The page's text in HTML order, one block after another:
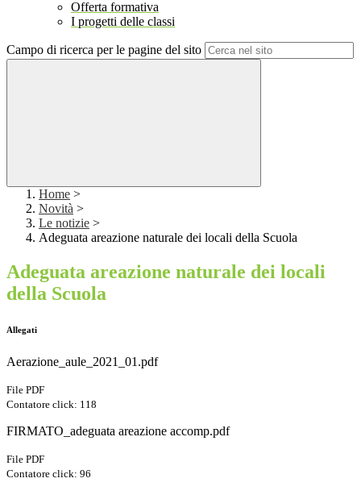
Offerta formativa
I progetti delle classi
Campo di ricerca per le pagine del sito
Home >
Novità >
Le notizie >
Adeguata areazione naturale dei locali della Scuola
Adeguata areazione naturale dei locali
della Scuola
Allegati
Aerazione_aule_2021_01.pdf
File PDF
Contatore click: 118
FIRMATO_adeguata areazione accomp.pdf
File PDF
Contatore click: 96